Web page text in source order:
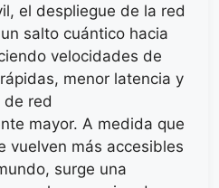
el despliegue de la red
salto cuántico hacia
velocidades de
menor latencia y
de red
mayor. A medida que
vuelven más accesibles
surge una